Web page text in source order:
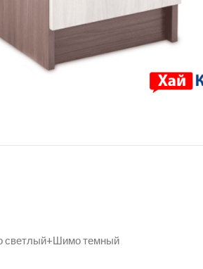
светлый+Шимо темный